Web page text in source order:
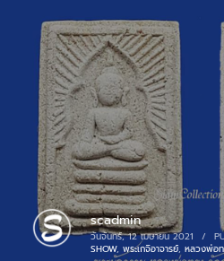
scadmin
วันจันทร์, 12 เมษายน 2021 /
SHOW, พระเกจิอาจารย์, หลวงพ่อ